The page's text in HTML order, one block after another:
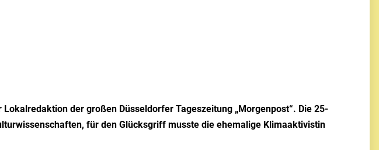
der großen Düsseldorfer Tageszeitung „Morgenpost“. Die 25-
für den Glücksgriff musste die ehemalige Klimaaktivistin